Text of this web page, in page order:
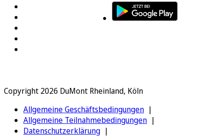
Copyright 2026 DuMont Rheinland, Köln
Allgemeine Geschäftsbedingungen
Allgemeine Teilnahmebedingungen
Datenschutzerklärung